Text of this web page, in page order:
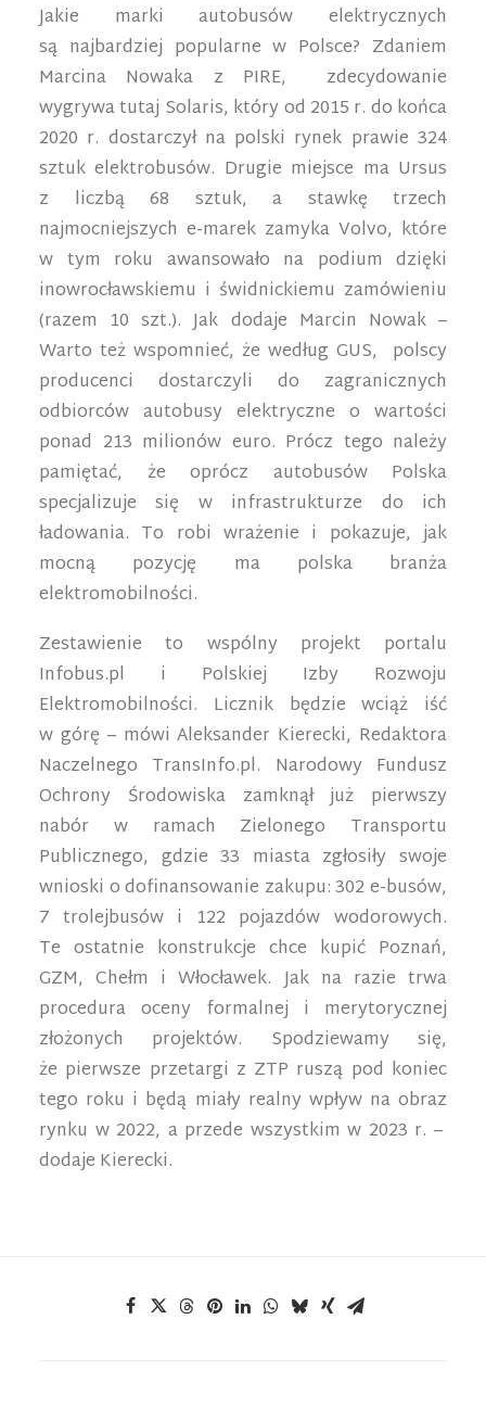
Jakie marki autobusów elektrycznych
są najbardziej popularne w Polsce? Zdaniem
Marcina Nowaka z PIRE, zdecydowanie
wygrywa tutaj Solaris, który od 2015 r. do końca
2020 r. dostarczył na polski rynek prawie 324
sztuk elektrobusów. Drugie miejsce ma Ursus
z liczbą 68 sztuk, a stawkę trzech
najmocniejszych e-marek zamyka Volvo, które
w tym roku awansowało na podium dzięki
inowrocławskiemu i świdnickiemu zamówieniu
(razem 10 szt.). Jak dodaje Marcin Nowak –
Warto też wspomnieć, że według GUS, polscy
producenci dostarczyli do zagranicznych
odbiorców autobusy elektryczne o wartości
ponad 213 milionów euro. Prócz tego należy
pamiętać, że oprócz autobusów Polska
specjalizuje się w infrastrukturze do ich
ładowania. To robi wrażenie i pokazuje, jak
mocną pozycję ma polska branża
elektromobilności.
Zestawienie to wspólny projekt portalu
Infobus.pl i Polskiej Izby Rozwoju
Elektromobilności. Licznik będzie wciąż iść
w górę – mówi Aleksander Kierecki, Redaktora
Naczelnego TransInfo.pl. Narodowy Fundusz
Ochrony Środowiska zamknął już pierwszy
nabór w ramach Zielonego Transportu
Publicznego, gdzie 33 miasta zgłosiły swoje
wnioski o dofinansowanie zakupu: 302 e-busów,
7 trolejbusów i 122 pojazdów wodorowych.
Te ostatnie konstrukcje chce kupić Poznań,
GZM, Chełm i Włocławek. Jak na razie trwa
procedura oceny formalnej i merytorycznej
złożonych projektów. Spodziewamy się,
że pierwsze przetargi z ZTP ruszą pod koniec
tego roku i będą miały realny wpływ na obraz
rynku w 2022, a przede wszystkim w 2023 r. –
dodaje Kierecki.